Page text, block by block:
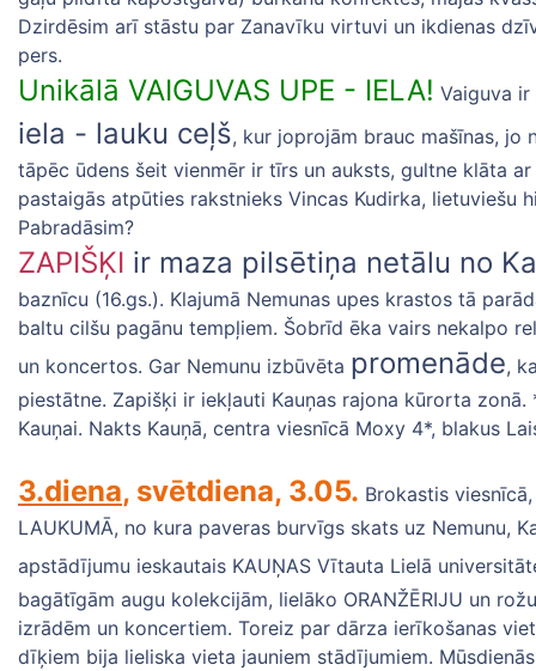
Dzirdēsim arī stāstu par Zanavīku virtuvi un ikdienas
pers.
Unikālā VAIGUVAS UPE - IELA! Vaiguva
iela - lauku ceļš, kur joprojām brauc mašīnas, jo
tāpēc ūdens šeit vienmēr ir tīrs un auksts, gultne klāta
pastaigās atpūties rakstnieks Vincas Kudirka, lietuviešu
Pabradāsim?
ZAPIŠĶI ir maza pilsētiņa netālu no
baznīcu (16.gs.). Klajumā Nemunas upes krastos tā
baltu cilšu pagānu tempļiem. Šobrīd ēka vairs nekalpo
un koncertos. Gar Nemunu izbūvēta promenāde,
piestātne. Zapišķi ir iekļauti Kauņas rajona kūrorta
Kauņai. Nakts Kauņā, centra viesnīcā Moxy 4*, blakus
3.diena, svētdiena, 3.05. Brokastis
LAUKUMĀ, no kura paveras burvīgs skats uz Nemunu,
apstādījumu ieskautais KAUŅAS Vītauta Lielā
bagātīgām augu kolekcijām, lielāko ORANŽĒRIJU un
izrādēm un koncertiem. Toreiz par dārza ierīkošanas
dīķiem bija lieliska vieta jauniem stādījumiem.